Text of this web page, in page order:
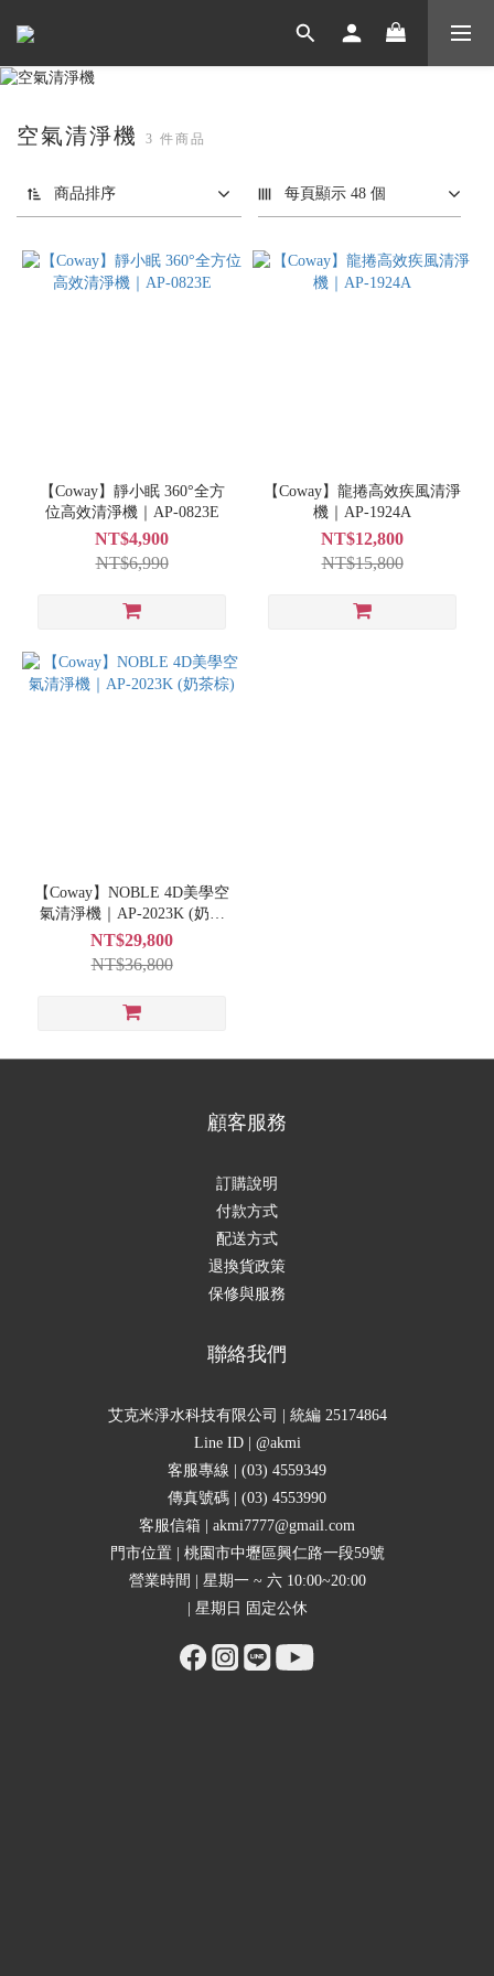
空氣清淨機 3 件商品
商品排序 每頁顯示 48 個
【Coway】靜小眠 360°全方
位高效清淨機｜AP-0823E
NT$4,900
NT$6,990
【Coway】龍捲高效疾風清淨
機｜AP-1924A
NT$12,800
NT$15,800
【Coway】NOBLE 4D美學空
氣清淨機｜AP-2023K (奶茶
棕)
NT$29,800
NT$36,800
顧客服務
訂購說明
付款方式
配送方式
退換貨政策
保修與服務
聯絡我們
艾克米淨水科技有限公司 | 統編 25174864
Line ID | @akmi
客服專線 | (03) 4559349
傳真號碼 | (03) 4553990
客服信箱 | akmi7777@gmail.com
門市位置 | 桃園市中壢區興仁路一段59號
營業時間 | 星期一 ~ 六 10:00~20:00
| 星期日 固定公休